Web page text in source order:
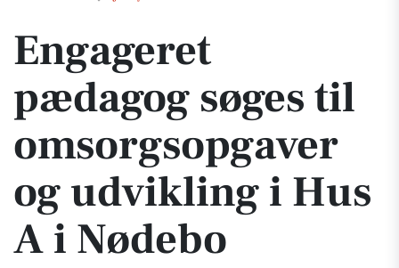
Engageret
pædagog søges til
omsorgsopgaver
og udvikling i Hus
A i Nødebo